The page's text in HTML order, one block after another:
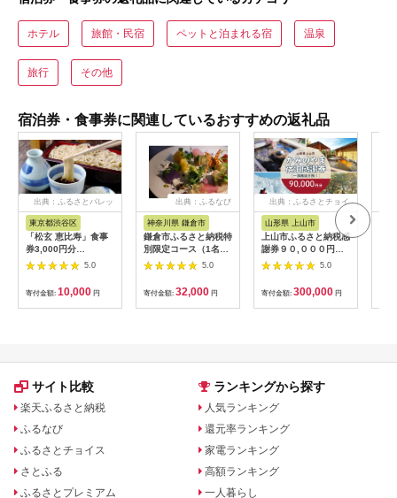
ホテル 旅館・民宿 ペットと泊まれる宿 温泉
旅行 その他
宿泊券・食事券に関連しているおすすめの返礼品
出典：ふるさとパレッ
ト
東京都渋谷区
「松玄 恵比寿」食事
券3,000円分
【098004】 チケット
お食事券 和食 十割蕎
麦 旬食材 コース料理
鍋 ランチ 会食 デート
利用券 ギフト プレゼ
5.0
寄付金額: 10,000 円
出典：ふるなび
神奈川県 鎌倉市
鎌倉市ふるさと納税特
別限定コース（1名様
分）～MOKICHI
KAMAKURAの特別全
7品～ | 食事券 コース
料理 全7品 人気 おす
すめ 和洋折衷 記念日
5.0
寄付金額: 32,000 円
出典：ふるさとチョイ
山形県 上山市
上山市ふるさと納税感
謝券９０,０００円
分 0023-22085.0
寄付金額: 300,000 円
サイト比較
楽天ふるさと納税
ふるなび
ふるさとチョイス
さとふる
ふるさとプレミアム
ランキングから探す
人気ランキング
還元率ランキング
家電ランキング
高額ランキング
一人暮らし